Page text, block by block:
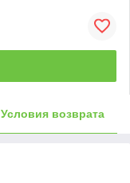
Условия возврата